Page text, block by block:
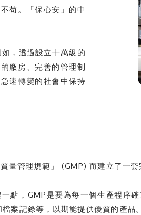
苟。「保心安」的中
，透過設立十萬級的
廠房、完善的管理制
速轉變的社會中保持
管理規範」 (GMP) 而建立了一套
點，GMP是要為每一個生產程序
案記錄等，以期能提供優質的產